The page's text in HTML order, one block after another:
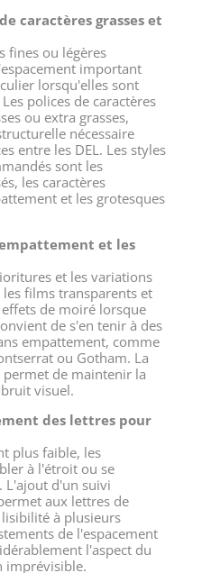
caractères grasses et
fines ou légères
important
lorsqu'elles sont
polices de caractères
ou extra grasses,
nécessaire
entre les DEL. Les styles
sont les
les caractères
et les grotesques
et les
et les variations
films transparents et
de moiré lorsque
de s'en tenir à des
empattement, comme
ou Gotham. La
de maintenir la
visuel.
des lettres pour
plus faible, les
à l'étroit ou se
L'ajout d'un suivi
aux lettres de
à plusieurs
de l'espacement
l'aspect du
imprévisible.